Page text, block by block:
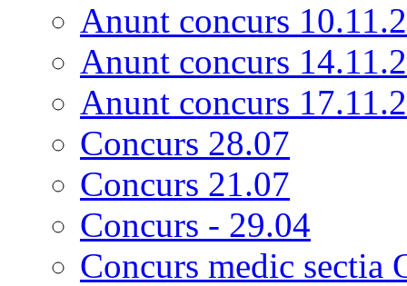
Anunt concurs
Anunt concurs
Anunt concurs
Concurs 28.07
Concurs 21.07
Concurs - 29.04
Concurs medic sectia